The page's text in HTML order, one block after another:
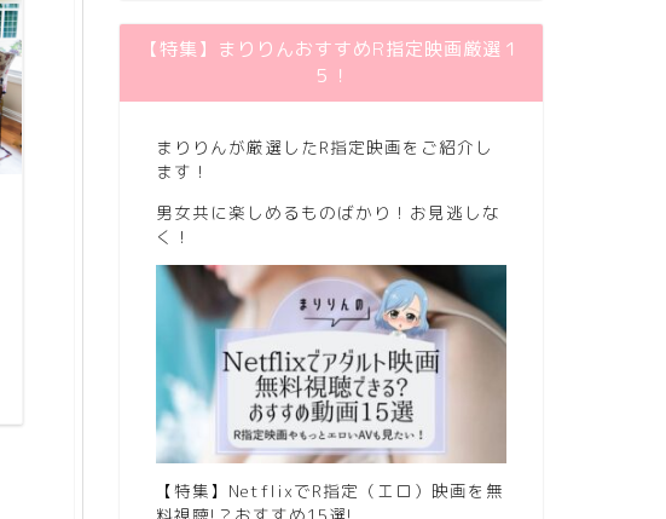
【特集】まりりんおすすめR指定映画厳選１
５！
まりりんが厳選したR指定映画をご紹介し
ます！
男女共に楽しめるものばかり！お見逃しな
く！
【特集】NetflixでR指定（エロ）映画を無